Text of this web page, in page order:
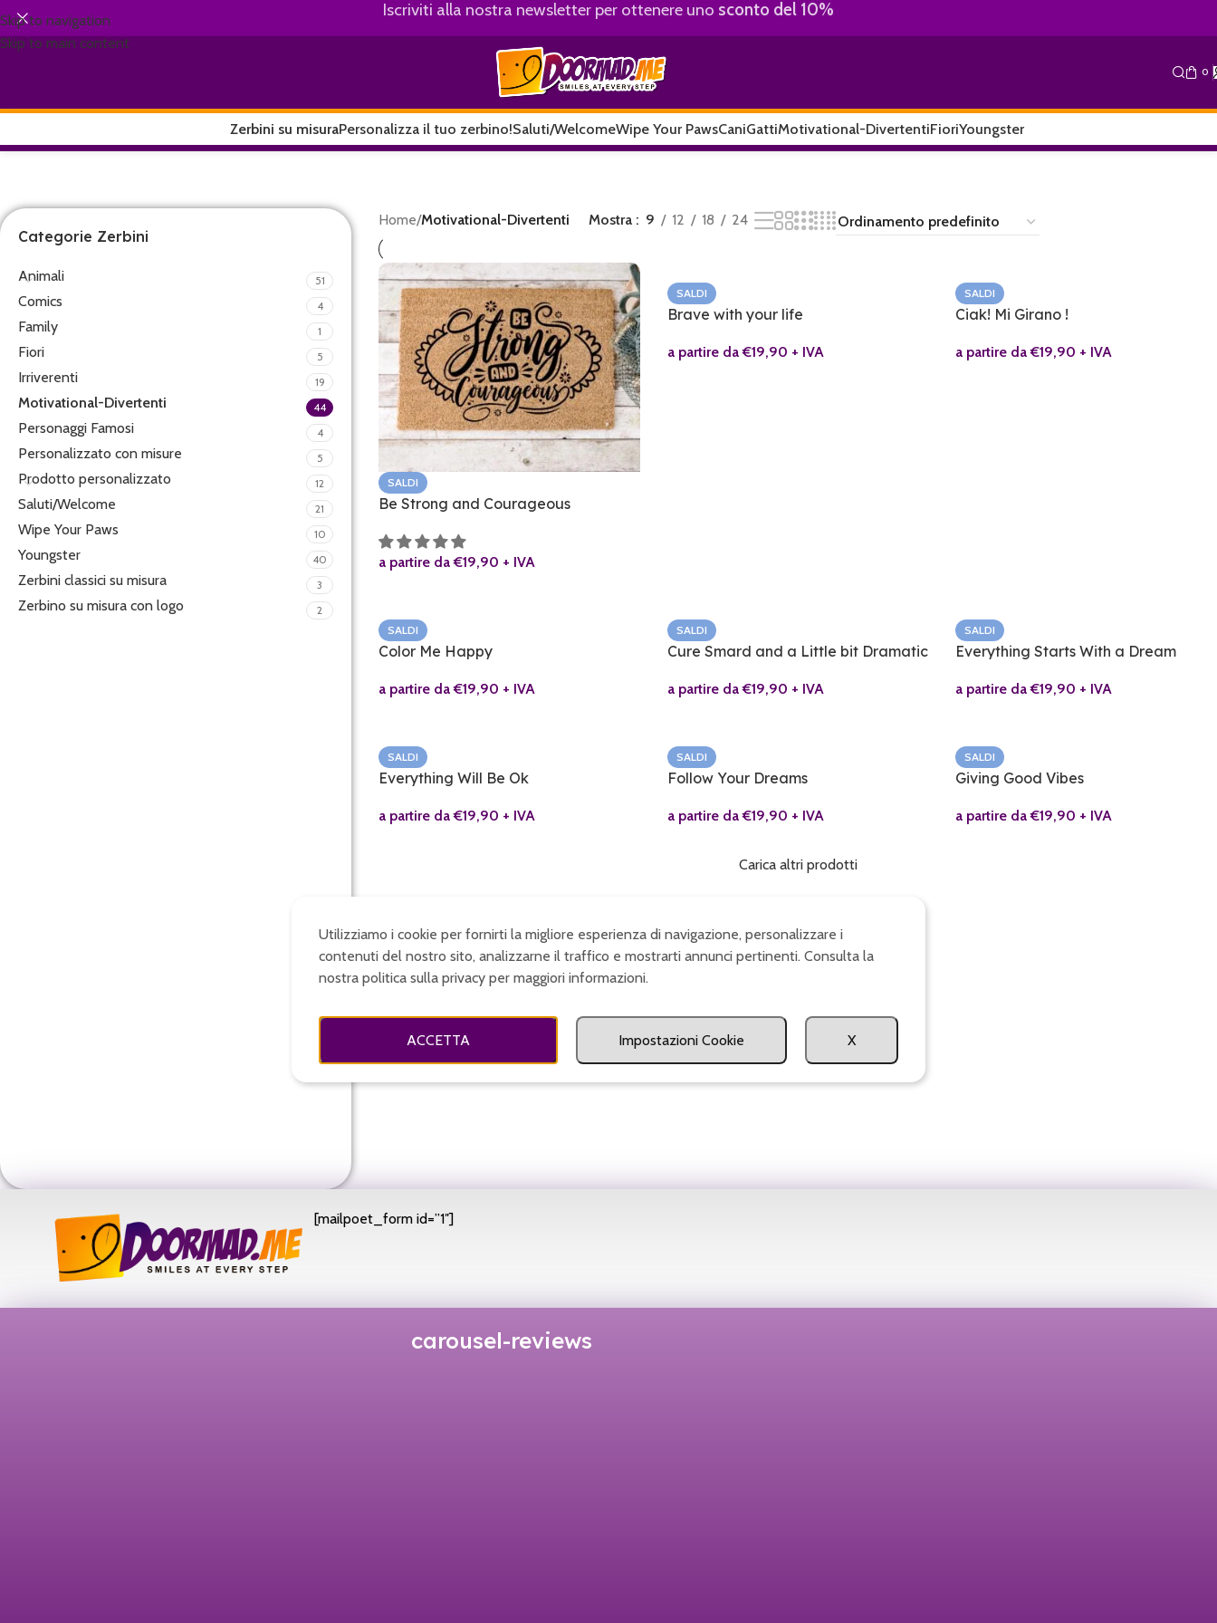
Skip to navigation
Skip to main content
Iscriviti alla nostra newsletter per ottenere uno sconto del 10%
0
Zerbini su misuraPersonalizza il tuo zerbino!Saluti/WelcomeWipe Your PawsCaniGattiMotivational-DivertentiFioriYoungster
Categorie Zerbini
Animali 51
Comics 4
Family 1
Fiori 5
Irriverenti 19
Motivational-Divertenti 44
Personaggi Famosi 4
Personalizzato con misure 5
Prodotto personalizzato 12
Saluti/Welcome 21
Wipe Your Paws 10
Youngster 40
Zerbini classici su misura 3
Zerbino su misura con logo 2
Home/Motivational-Divertenti Mostra 9 12 18 24
SALDI
Be Strong and Courageous
a partire da€19,90 + IVA
SALDI
Brave with your life
a partire da€19,90 + IVA
SALDI
Ciak! Mi Girano !
a partire da€19,90 + IVA
SALDI
Color Me Happy
a partire da€19,90 + IVA
SALDI
Cure Smard and a Little bit Dramatic
a partire da€19,90 + IVA
SALDI
Everything Starts With a Dream
a partire da€19,90 + IVA
SALDI
Everything Will Be Ok
a partire da€19,90 + IVA
SALDI
Follow Your Dreams
a partire da€19,90 + IVA
SALDI
Giving Good Vibes
a partire da€19,90 + IVA
Carica altri prodotti
[mailpoet_form id=”1″]
carousel-reviews
Utilizziamo i cookie per fornirti la migliore esperienza di navigazione, personalizzare i
contenuti del nostro sito, analizzarne il traffico e mostrarti annunci pertinenti. Consulta la
nostra politica sulla privacy per maggiori informazioni.
ACCETTA Impostazioni Cookie X